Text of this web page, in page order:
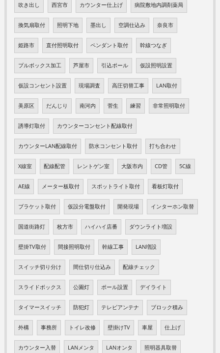
吹き出し 西宮市 カウンター仕上げ 病院敷地内調剤薬局
換気扇取付 照明下地 墨出し 空調仕込み 奈良市
姫路市 直付照明取付 ペンダント取付 幹線つなぎ
プルボックス加工 芦屋市 引込ポール 仮設照明設置
仮設コンセント設置 現場調査 高圧切替工事 LAN取付
美原区 だんじり 南河内 菅生 練習 非常照明取付
誘導灯取付 カウンターコンセント配線取付
カウンターLAN配線取付 防水コンセント取付 打ち合わせ
X線室 配線配管 レントゲン室 大阪市内 CD管 5C線
AE線 メーター板取付 スポットライト取付 看板灯取付
ブラケット取付 仮設分電盤取付 開発現場 インターホン取替
国道街路灯 枚方市 ハイハイ店番 ダウンライト増設
壁掛TV取付 間接照明取付 幹線工事 LAN増設
スイッチ切り分け 間仕切り仕込み 配線チェック
スライドボックス 公園灯 ポール設置 デイライト
タイマースイッチ 防犯灯 テレビアンテナ ブロック積み
外構 事務所 トイレ改修 壁掛けTV 車屋 仕上げ
カウンター入替 LANメンタ LANオンタ 照明器具取替